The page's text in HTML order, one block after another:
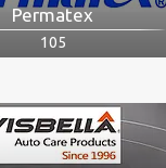
Permatex
105